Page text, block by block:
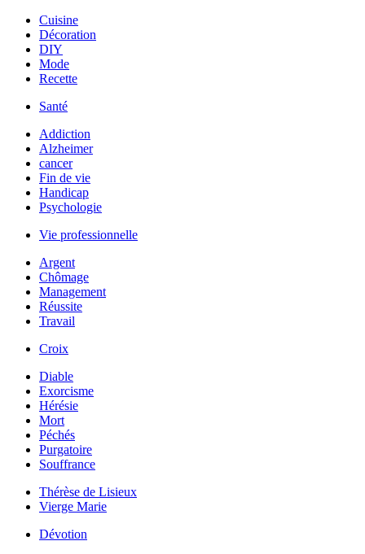
Cuisine
Décoration
DIY
Mode
Recette
Santé
Addiction
Alzheimer
cancer
Fin de vie
Handicap
Psychologie
Vie professionnelle
Argent
Chômage
Management
Réussite
Travail
Croix
Diable
Exorcisme
Hérésie
Mort
Péchés
Purgatoire
Souffrance
Thérèse de Lisieux
Vierge Marie
Dévotion